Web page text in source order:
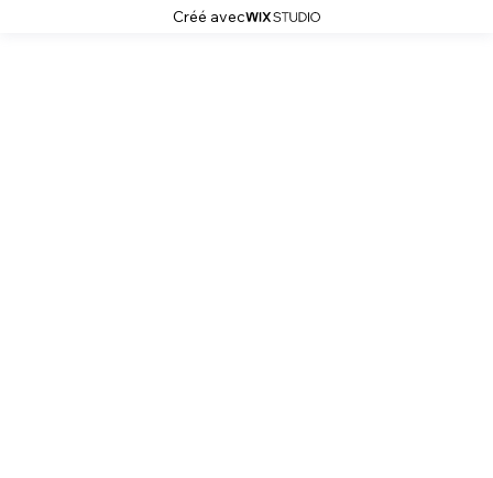
Créé avec